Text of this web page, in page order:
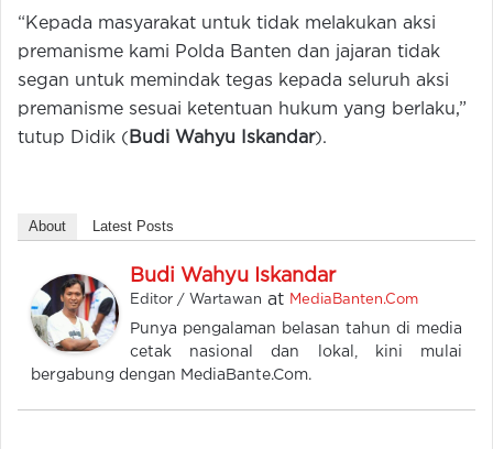
“Kepada masyarakat untuk tidak melakukan aksi
premanisme kami Polda Banten dan jajaran tidak
segan untuk memindak tegas kepada seluruh aksi
premanisme sesuai ketentuan hukum yang berlaku,”
tutup Didik ( Budi Wahyu Iskandar).
About Latest Posts
Budi Wahyu Iskandar
Editor / Wartawan at MediaBanten.Com
Punya pengalaman belasan tahun di media
cetak nasional dan lokal, kini mulai
bergabung dengan MediaBante.Com.